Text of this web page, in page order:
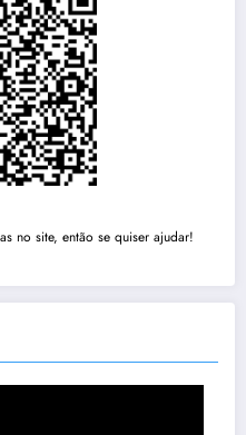
no site, então se quiser ajudar!